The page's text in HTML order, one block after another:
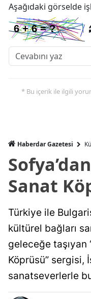
Aşağıdaki görselde
* Bu içerik ile ilgili
Haberdar Gazetesi
Sanat
Türkiye ile
kültürel bağları
geleceğe taşıyan
Köprüsü” sergisi,
sanatseverlerle